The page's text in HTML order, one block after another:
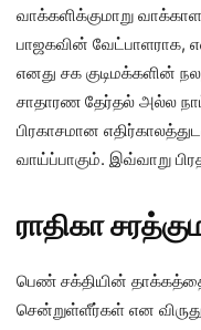
வாக்களிக்குமாறு
பாஜகவின் வேட்பாளராக,
எனது சக குடிமக்களின்
சாதாரண தேர்தல் அல்ல
பிரகாசமான
வாய்ப்பாகும். இவ்வாறு
ராதிகா
பெண் சக்தியின்
சென்றுள்ளீர்கள் என